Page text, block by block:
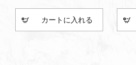
カート